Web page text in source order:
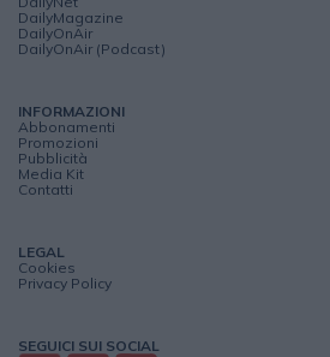
DailyMagazine
DailyOnAir
DailyOnAir (Podcast)
INFORMAZIONI
Abbonamenti
Promozioni
Pubblicità
Media Kit
Contatti
LEGAL
Cookies
Privacy Policy
SEGUICI SUI SOCIAL